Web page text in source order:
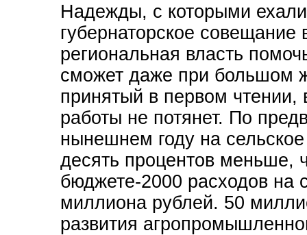
Надежды, с которыми
губернаторское
региональная власть
сможет даже при большом
принятый в первом чтении,
работы не потянет. По
нынешнем году на
десять процентов меньше,
бюджете-2000 расходов на
миллиона рублей. 50
развития